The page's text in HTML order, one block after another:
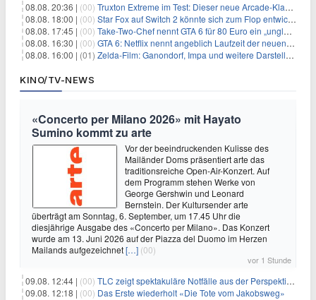
08.08. 20:36 | (00) Truxton Extreme im Test: Dieser neue Arcade-Klassiker verzeiht dir gar nichts
08.08. 18:00 | (00) Star Fox auf Switch 2 könnte sich zum Flop entwickeln
08.08. 17:45 | (00) Take-Two-Chef nennt GTA 6 für 80 Euro ein „unglaubliches Schnäppchen“
08.08. 16:30 | (00) GTA 6: Netflix nennt angeblich Laufzeit der neuen Gameplay-Präsentation
08.08. 16:00 | (01) Zelda-Film: Ganondorf, Impa und weitere Darsteller sollen feststehen
KINO/TV-NEWS
«Concerto per Milano 2026» mit Hayato
Sumino kommt zu arte
Vor der beeindruckenden Kulisse des
Mailänder Doms präsentiert arte das
traditionsreiche Open-Air-Konzert. Auf
dem Programm stehen Werke von
George Gershwin und Leonard
Bernstein. Der Kultursender arte
überträgt am Sonntag, 6. September, um 17.45 Uhr die
diesjährige Ausgabe des «Concerto per Milano». Das Konzert
wurde am 13. Juni 2026 auf der Piazza del Duomo im Herzen
Mailands aufgezeichnet[…] (00)
vor 1 Stunde
09.08. 12:44 | (00) TLC zeigt spektakuläre Notfälle aus der Perspektive der Patienten
09.08. 12:18 | (00) Das Erste wiederholt «Die Tote vom Jakobsweg»